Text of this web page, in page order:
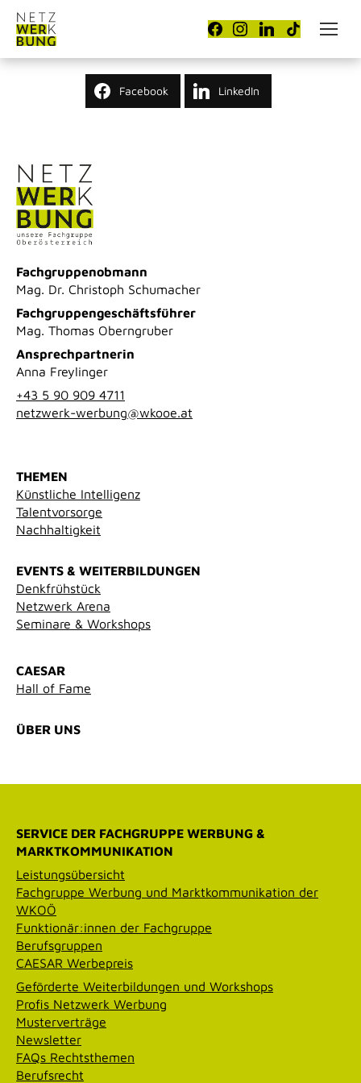
Facebook LinkedIn
Fachgruppenobmann
Mag. Dr. Christoph Schumacher
Fachgruppengeschäftsführer
Mag. Thomas Oberngruber
Ansprechpartnerin
Anna Freylinger
+43 5 90 909 4711
netzwerk-werbung@wkooe.at
THEMEN
Künstliche Intelligenz
Talentvorsorge
Nachhaltigkeit
EVENTS & WEITERBILDUNGEN
Denkfrühstück
Netzwerk Arena
Seminare & Workshops
CAESAR
Hall of Fame
ÜBER UNS
SERVICE DER FACHGRUPPE WERBUNG &
MARKTKOMMUNIKATION
Leistungsübersicht
Fachgruppe Werbung und Marktkommunikation der
WKOÖ
Funktionär:innen der Fachgruppe
Berufsgruppen
CAESAR Werbepreis
Geförderte Weiterbildungen und Workshops
Profis Netzwerk Werbung
Musterverträge
Newsletter
FAQs Rechtsthemen
Berufsrecht